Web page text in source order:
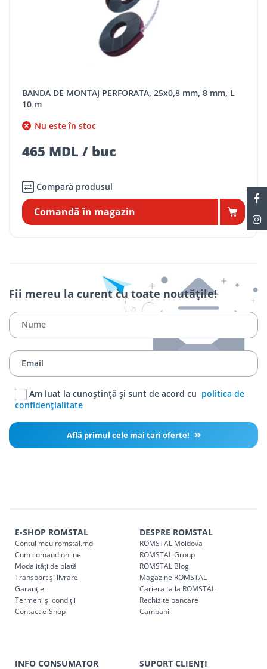
BANDA DE MONTAJ PERFORATA, 25x0,8 mm, 8 mm, L
10 m
Nu este în stoc
465 MDL / buc
Compară produsul
Comandă în magazin
Fii mereu la curent cu toate noutățile!
Am luat la cunoștință și sunt de acord cu politica de
confidențialitate
Află primul cele mai tari oferte!
E-SHOP ROMSTAL
Contul meu romstal.md
Cum comand online
Modalități de plată
Transport și livrare
Garanție
Termeni și condiții
Contact e-Shop
DESPRE ROMSTAL
ROMSTAL Moldova
ROMSTAL Group
ROMSTAL Blog
Magazine ROMSTAL
Cariera ta la ROMSTAL
Rechizite bancare
Campanii
INFO CONSUMATOR SUPORT CLIENȚI